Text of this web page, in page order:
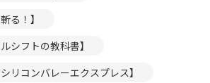
る！】
シフトの教科書】
リコンバレーエクスプレス】